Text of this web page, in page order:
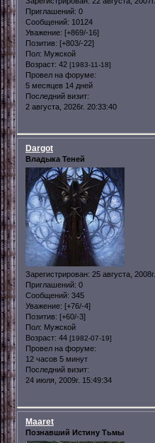
Приглашений: 0
Сообщений: 10124
Уважение: [+869/-16]
Позитив: [+803/-22]
Пол: Мужской
Возраст: 42 [1983-11-18]
Провел на форуме:
5 месяцев 14 дней
Последний визит:
2 августа, 2026г. 20:33:40
Dargot
Владыка Теней
Зарегистрирован: 25 августа, 2008г.
Приглашений: 0
Сообщений: 345
Уважение: [+76/-4]
Позитив: [+60/-3]
Пол: Мужской
Возраст: 44 [1982-07-19]
Провел на форуме:
12 часов 5 минут
Последний визит:
24 июля, 2009г. 15:49:34
Maaret
Познавший Истину Тьмы